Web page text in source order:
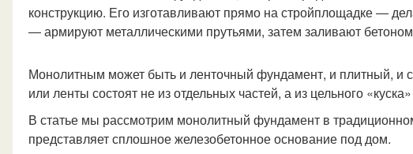
конструкцию. Его изготавливают прямо на стройплощадке ―
― армируют металлическими прутьями, затем заливают
Монолитным может быть и ленточный фундамент, и плитный, и
или ленты состоят не из отдельных частей, а из цельного
В статье мы рассмотрим монолитный фундамент в
представляет сплошное железобетонное основание под дом.